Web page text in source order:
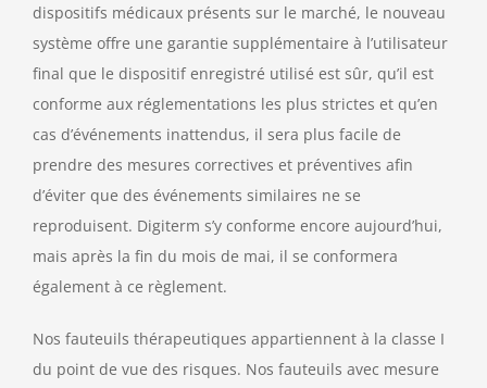
dispositifs médicaux présents sur le marché, le nouveau
système offre une garantie supplémentaire à l’utilisateur
final que le dispositif enregistré utilisé est sûr, qu’il est
conforme aux réglementations les plus strictes et qu’en
cas d’événements inattendus, il sera plus facile de
prendre des mesures correctives et préventives afin
d’éviter que des événements similaires ne se
reproduisent. Digiterm s’y conforme encore aujourd’hui,
mais après la fin du mois de mai, il se conformera
également à ce règlement.
Nos fauteuils thérapeutiques appartiennent à la classe I
du point de vue des risques. Nos fauteuils avec mesure